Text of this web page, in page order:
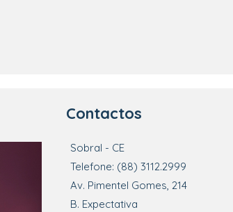
Contactos
Sobral - CE
Telefone: (88) 3112.2999
Av. Pimentel Gomes, 214
B. Expectativa